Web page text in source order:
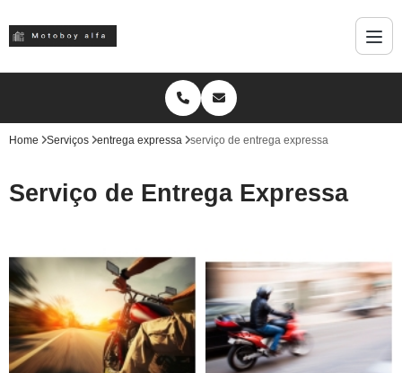
Home Serviços entrega expressa serviço de entrega expressa
Serviço de Entrega Expressa